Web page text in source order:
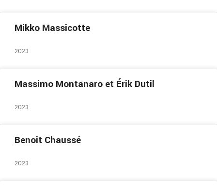
Mikko Massicotte
2023
Massimo Montanaro et Érik Dutil
2023
Benoit Chaussé
2023